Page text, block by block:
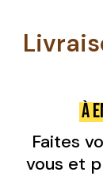
À
Faites
vous et